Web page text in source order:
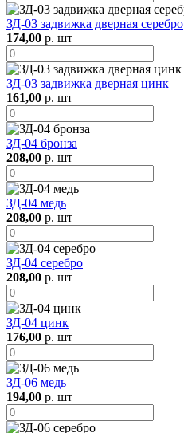
ЗД-03 задвижка дверная серебро
174,00 р. шт
ЗД-03 задвижка дверная цинк
161,00 р. шт
ЗД-04 бронза
208,00 р. шт
ЗД-04 медь
208,00 р. шт
ЗД-04 серебро
208,00 р. шт
ЗД-04 цинк
176,00 р. шт
ЗД-06 медь
194,00 р. шт